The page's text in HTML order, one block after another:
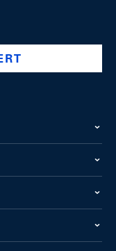
swiss-national-
@swissnationalbank